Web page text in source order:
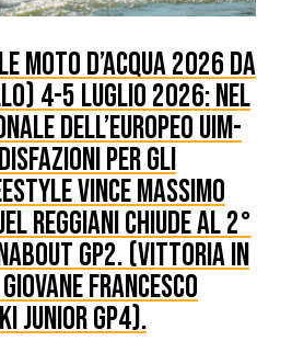
Moto d’Acqua 2026 da
4-5 luglio 2026: nel
dell’Europeo UIM-
per gli
vince Massimo
Reggiani chiude al 2°
GP2. (Vittoria in
Francesco
Junior GP4).